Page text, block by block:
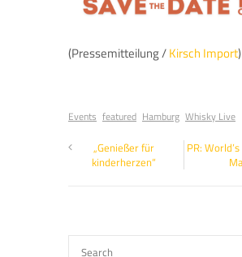
(Pressemitteilung /Kirsch Import)
Events featured Hamburg Whisky Live
„Genießer für
kinderherzen“
PR: